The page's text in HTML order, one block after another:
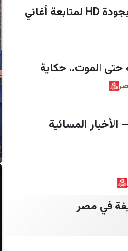
ماما جابت بيبي.. تردد قناة طيور الجنة 2026 على النايل سات بجودة HD لمتابعة أغاني
حتى الموت.. حكاية
المسائية